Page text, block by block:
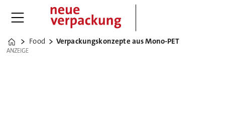
Home
Food Verpackungskonzepte aus Mono-PET
ANZEIGE
ANZEIGE